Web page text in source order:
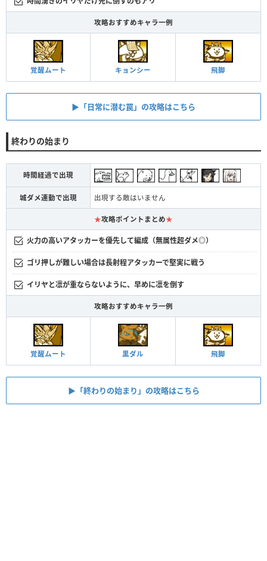
攻略おすすめキャラ一例
覚醒ムート キョンシー 飛脚
▶︎「日常に潜む罠」の攻略はこちら
終わりの始まり
時間経過で出現
城ダメ連動で出現 出現する敵はいません
★攻略ポイントまとめ★
火力の高いアタッカーを優先して編成（無属性超ダメ◎）
ゴリ押しが難しい場合は長射程アタッカーで堅実に戦う
イリヤと凛が重ならないように、早めに凛を倒す
攻略おすすめキャラ一例
覚醒ムート 黒ダル 飛脚
▶︎「終わりの始まり」の攻略はこちら